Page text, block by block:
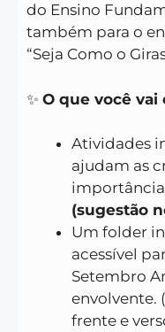
do Ensino
também para o
“Seja Como o
✨ O que você vai
Atividades
ajudam as
importância
(sugestão
Um folder
acessível
Setembro
envolvente.
frente e